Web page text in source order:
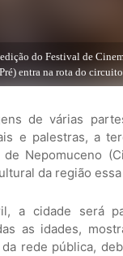
do Festival de
entra na rota do
de várias
e palestras, a
Nepomuceno
da região essa
a cidade será
as idades,
rede pública,